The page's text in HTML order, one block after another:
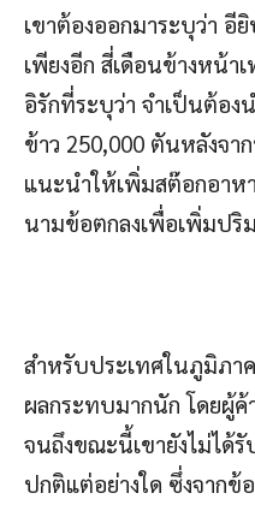
เขาต้องออกมาระบุว่า อี
เพียงอีก สี่เดือนข้างหน้า
อิรักที่ระบุว่า จำเป็นต้อง
ข้าว 250,000 ตันหลังจา
แนะนำให้เพิ่มสต๊อกอาห
นามข้อตกลงเพื่อเพิ่มปริ
สำหรับประเทศในภูมิภา
ผลกระทบมากนัก โดยผู้ค้
จนถึงขณะนี้เขายังไม่ได้รั
ปกติแต่อย่างใด ซึ่งจากข้